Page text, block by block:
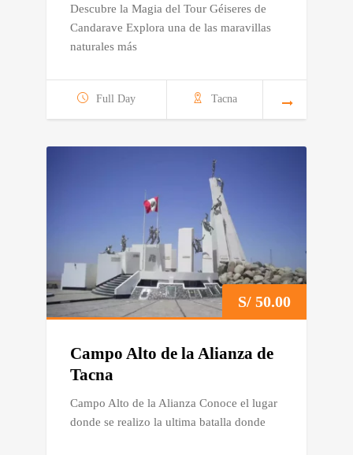
Descubre la Magia del Tour Géiseres de
Candarave Explora una de las maravillas
naturales más
Full Day Tacna
S/ 50.00
Campo Alto de la Alianza de
Tacna
Campo Alto de la Alianza Conoce el lugar
donde se realizo la ultima batalla donde